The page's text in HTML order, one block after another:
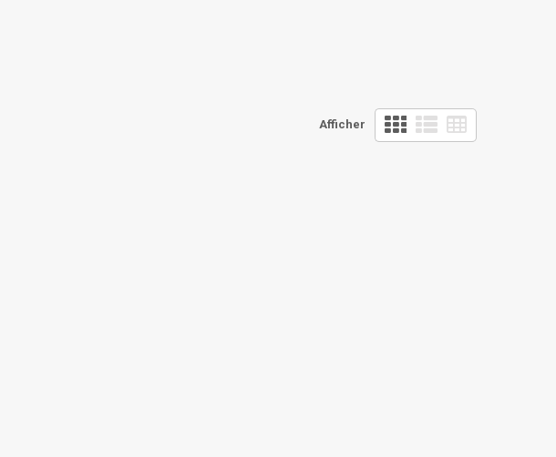
Afficher